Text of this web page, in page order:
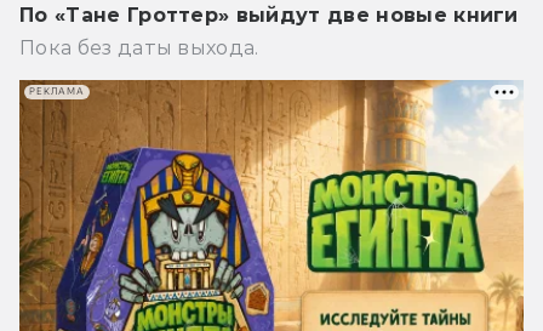
По «Тане Гроттер» выйдут две новые книги
Пока без даты выхода.
РЕКЛАМА